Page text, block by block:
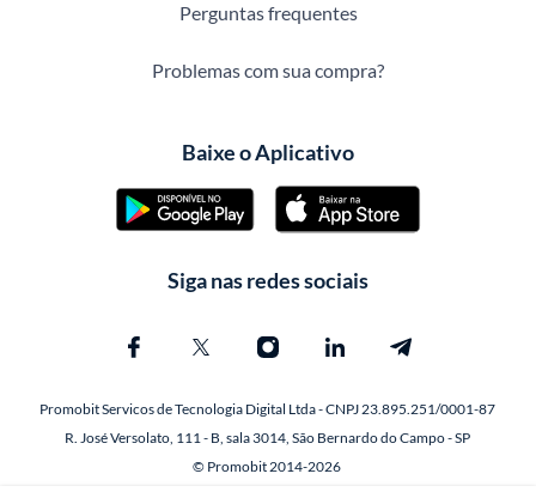
Perguntas frequentes
Problemas com sua compra?
Baixe o Aplicativo
Siga nas redes sociais
Promobit Servicos de Tecnologia Digital Ltda - CNPJ 23.895.251/0001-87
R. José Versolato, 111 - B, sala 3014, São Bernardo do Campo - SP
© Promobit 2014-2026